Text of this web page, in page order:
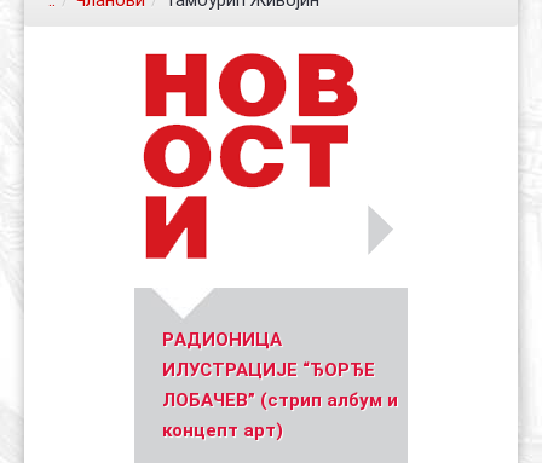
Уметник стрипа и духа Геза Шетет
(Биографија и стрипографија)
PАДИОНИЦА
ИЛУСТРАЦИЈЕ “ЂОРЂЕ
ЛОБАЧЕВ” (стрип албум и
концепт арт)